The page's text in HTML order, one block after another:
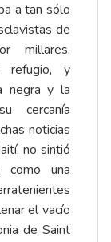
a tan sólo
de
millares,
refugio, y
negra y la
cercanía
noticias
no sintió
una
el vacío
de Saint